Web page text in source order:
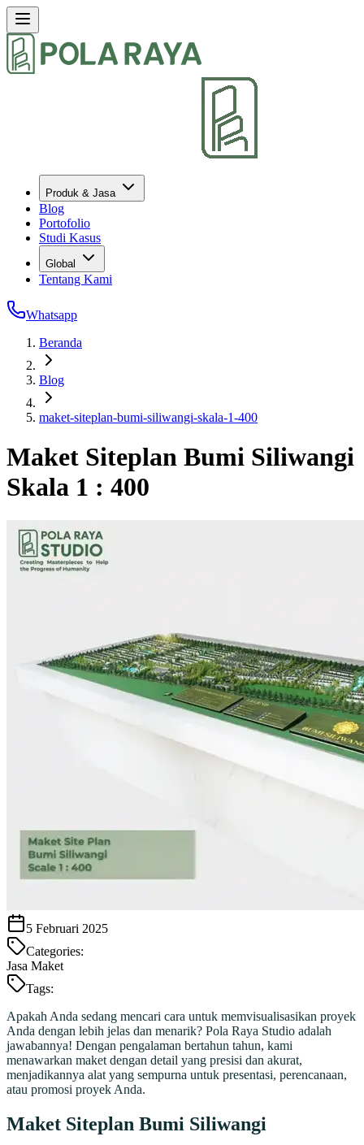
Produk & Jasa
Blog
Portofolio
Studi Kasus
Global
Tentang Kami
Whatsapp
Beranda
Blog
maket-siteplan-bumi-siliwangi-skala-1-400
Maket Siteplan Bumi Siliwangi
Skala 1 : 400
5 Februari 2025
Categories:
Jasa Maket
Tags:
Apakah Anda sedang mencari cara untuk memvisualisasikan proyek
Anda dengan lebih jelas dan menarik? Pola Raya Studio adalah
jawabannya! Dengan pengalaman bertahun tahun, kami
menawarkan maket dengan detail yang presisi dan akurat,
menjadikannya alat yang sempurna untuk presentasi, perencanaan,
atau promosi proyek Anda.
Maket Siteplan Bumi Siliwangi